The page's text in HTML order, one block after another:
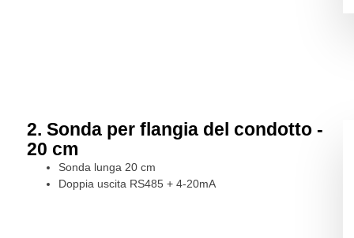
2. Sonda per flangia del condotto -
20 cm
Sonda lunga 20 cm
Doppia uscita RS485 + 4-20mA